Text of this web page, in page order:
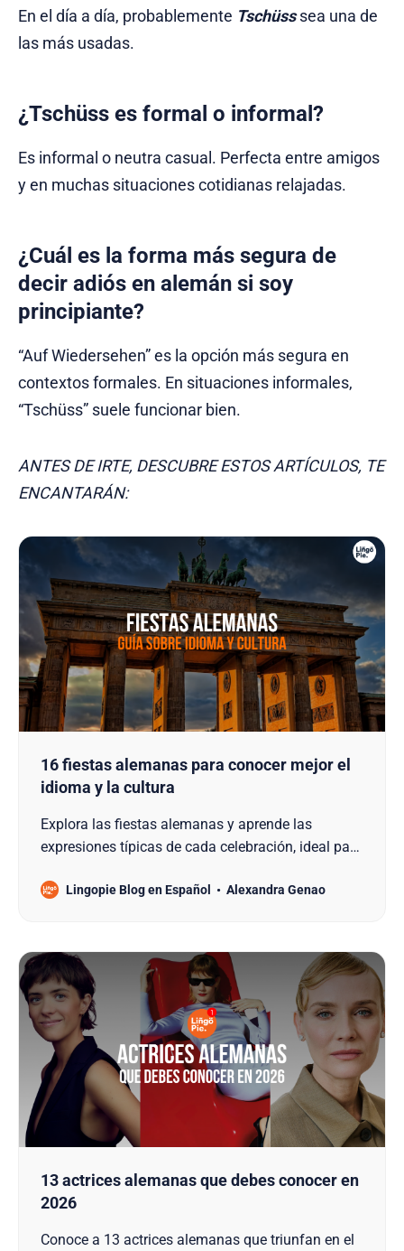
En el día a día, probablemente Tschüsssea una de
las más usadas.
¿Tschüss es formal o informal?
Es informal o neutra casual. Perfecta entre amigos
y en muchas situaciones cotidianas relajadas.
¿Cuál es la forma más segura de
decir adiós en alemán si soy
principiante?
“Auf Wiedersehen” es la opción más segura en
contextos formales. En situaciones informales,
“Tschüss” suele funcionar bien.
ANTES DE IRTE, DESCUBRE ESTOS ARTÍCULOS, TE
ENCANTARÁN:
16 fiestas alemanas para conocer mejor el
idioma y la cultura
Explora las fiestas alemanas y aprende las
expresiones típicas de cada celebración, ideal para
Lingopie Blog en Español Alexandra Genao
13 actrices alemanas que debes conocer en
2026
Conoce a 13 actrices alemanas que triunfan en el